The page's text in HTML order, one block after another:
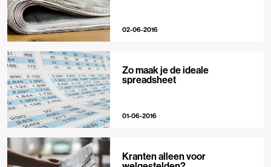
02-06-2016
Zo maak je de ideale
spreadsheet
01-06-2016
Kranten alleen voor